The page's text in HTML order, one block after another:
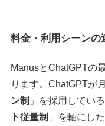
料金・利用シーンの
ManusとChatGPTの
ります。ChatGPTが
ン制 」を採用してい
ト従量制 」を軸にし